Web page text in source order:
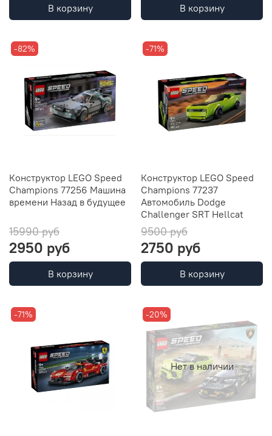
В корзину В корзину
-82%
Конструктор LEGO Speed
Champions 77256 Машина
времени Назад в будущее
15990 руб
2950 руб
В корзину
-71%
Конструктор LEGO Speed
Champions 77237
Автомобиль Dodge
Challenger SRT Hellcat
9500 руб
2750 руб
В корзину
-71%
Нет в наличии
-20%